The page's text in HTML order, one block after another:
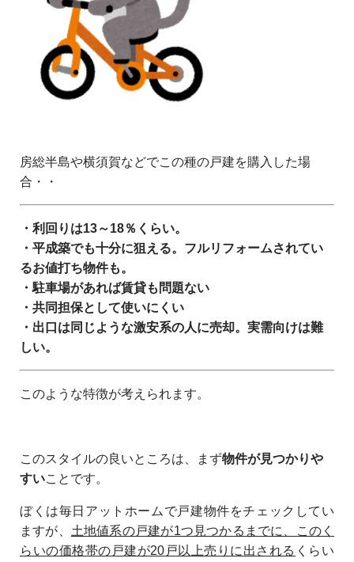
房総半島や横須賀などでこの種の戸建を購入した場
合・・
・利回りは13～18％くらい。
・平成築でも十分に狙える。フルリフォームされてい
るお値打ち物件も。
・駐車場があれば賃貸も問題ない
・共同担保として使いにくい
・出口は同じような激安系の人に売却。実需向けは難
しい。
このような特徴が考えられます。
このスタイルの良いところは、まず物件が見つかりや
すいことです。
ぼくは毎日アットホームで戸建物件をチェックしてい
ますが、 土地値系の戸建が1つ見つかるまでに、このく
らいの価格帯の戸建が20戸以上売りに出される くらい